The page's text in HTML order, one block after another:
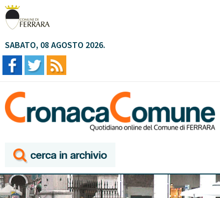
SABATO, 08 AGOSTO 2026.